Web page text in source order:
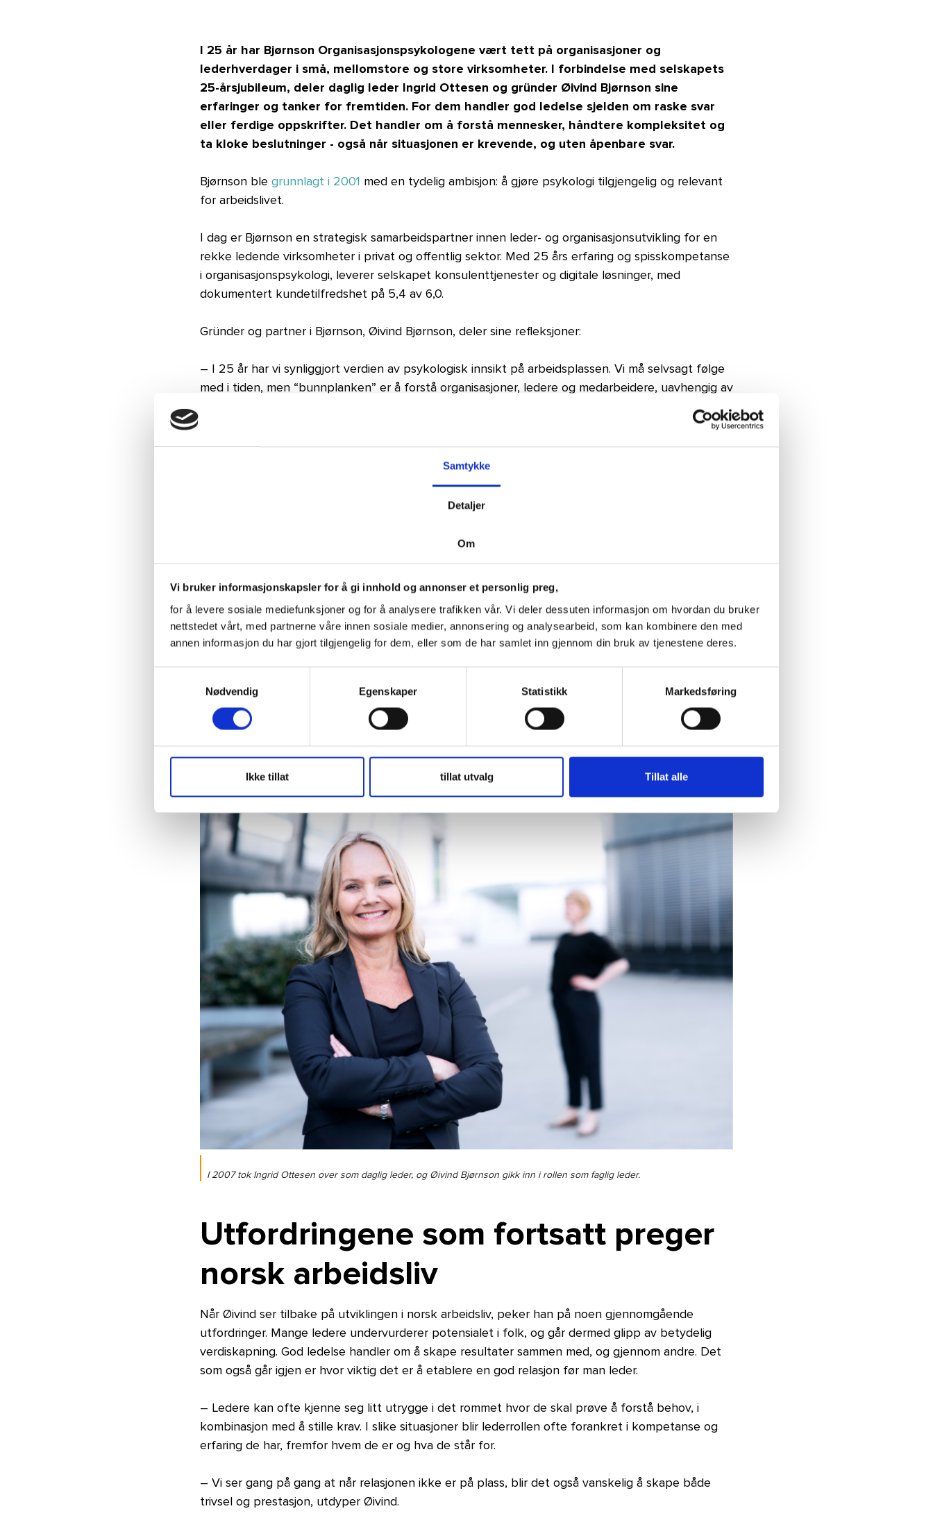
Samtykke
Detaljer
Om
Vi bruker informasjonskapsler for å gi innhold og annonser et personlig preg,
for å levere sosiale mediefunksjoner og for å analysere trafikken vår. Vi deler dessuten informasjon om hvordan du bruker
nettstedet vårt, med partnerne våre innen sosiale medier, annonsering og analysearbeid, som kan kombinere den med
annen informasjon du har gjort tilgjengelig for dem, eller som de har samlet inn gjennom din bruk av tjenestene deres.
Nødvendig
Egenskaper Statistikk Markedsføring
Ikke tillat tillat utvalg Tillat alle
I 25 år har Bjørnson Organisasjonspsykologene vært tett på organisasjoner og
lederhverdager i små, mellomstore og store virksomheter. I forbindelse med selskapets
25-årsjubileum, deler daglig leder Ingrid Ottesen og gründer Øivind Bjørnson sine
erfaringer og tanker for fremtiden. For dem handler god ledelse sjelden om raske svar
eller ferdige oppskrifter. Det handler om å forstå mennesker, håndtere kompleksitet og
ta kloke beslutninger - også når situasjonen er krevende, og uten åpenbare svar.
Bjørnson ble grunnlagt i 2001 med en tydelig ambisjon: å gjøre psykologi tilgjengelig og relevant
for arbeidslivet.
I dag er Bjørnson en strategisk samarbeidspartner innen leder- og organisasjonsutvikling for en
rekke ledende virksomheter i privat og offentlig sektor. Med 25 års erfaring og spisskompetanse
i organisasjonspsykologi, leverer selskapet konsulenttjenester og digitale løsninger, med
dokumentert kundetilfredshet på 5,4 av 6,0.
Gründer og partner i Bjørnson, Øivind Bjørnson, deler sine refleksjoner:
– I 25 år har vi synliggjort verdien av psykologisk innsikt på arbeidsplassen. Vi må selvsagt følge
med i tiden, men “bunnplanken” er å forstå organisasjoner, ledere og medarbeidere, uavhengig av
trender. Mennesker og relasjoner består, mens endringene kommer og går. Det universelle er
– Vi hjelper ledere å sortere komplekse problemstillinger: hva er viktig, hva må håndteres nå, og
tallerkenen. Da handler det om å støtte dem i den faktiske situasjonen, samtidig som vi unngår
symptombehandling og jobber med rotårsaken. Slik bidrar vi til varig endring og reell effekt. Vårt
perspektiv utenfra, kombinert med solid faglig forankring, gjør at vi kan gjøre krevende
situasjoner mer håndterbare.
Daglig leder Ingrid Ottesen forklarer at Bjørnsons kjernekompetanse ligger i å være en strategisk
samarbeidspartner innen leder- og organisasjonsutvikling, tett koblet til virksomhetens mål og
overordnede strategi.
– Bjørnson sin spisskompetanse er særlig knyttet til endring, omstilling og atferdsendring,
områder som er særlig relevante i en tid preget av økende kompleksitet og tempo.
Visjonen er tydelig: Å gjøre ledere og organisasjoner klare for en ny fremtid.
I 2007 tok Ingrid Ottesen over som daglig leder, og Øivind Bjørnson gikk inn i rollen som faglig leder.
Utfordringene som fortsatt preger
norsk arbeidsliv
Når Øivind ser tilbake på utviklingen i norsk arbeidsliv, peker han på noen gjennomgående
utfordringer. Mange ledere undervurderer potensialet i folk, og går dermed glipp av betydelig
verdiskapning. God ledelse handler om å skape resultater sammen med, og gjennom andre. Det
som også går igjen er hvor viktig det er å etablere en god relasjon før man leder.
– Ledere kan ofte kjenne seg litt utrygge i det rommet hvor de skal prøve å forstå behov, i
kombinasjon med å stille krav. I slike situasjoner blir lederrollen ofte forankret i kompetanse og
erfaring de har, fremfor hvem de er og hva de står for.
– Vi ser gang på gang at når relasjonen ikke er på plass, blir det også vanskelig å skape både
trivsel og prestasjon, utdyper Øivind.